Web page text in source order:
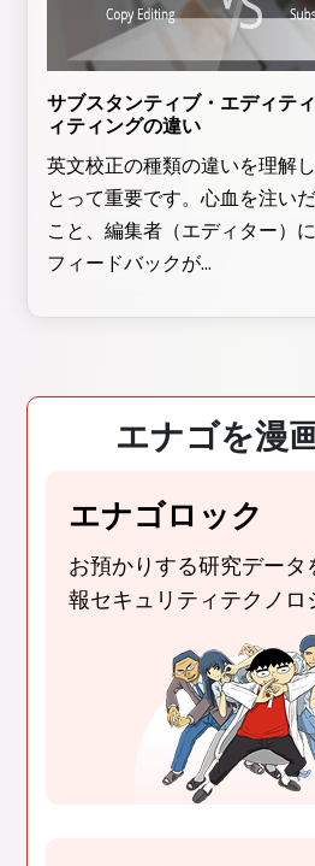
サブスタンティブ・エディテ
ィティングの違い
英文校正の種類の違いを理解
とって重要です。心血を注い
こと、編集者（エディター）
フィードバックが...
エナゴを漫
エナゴロック
お預かりする研究データ
報セキュリティテクノロ